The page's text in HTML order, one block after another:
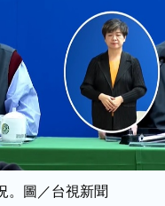
。圖／台視新聞